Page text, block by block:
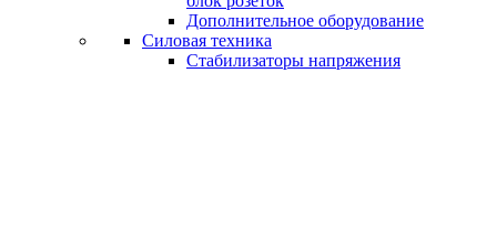
Дополнительное оборудование
Силовая техника
Стабилизаторы напряжения